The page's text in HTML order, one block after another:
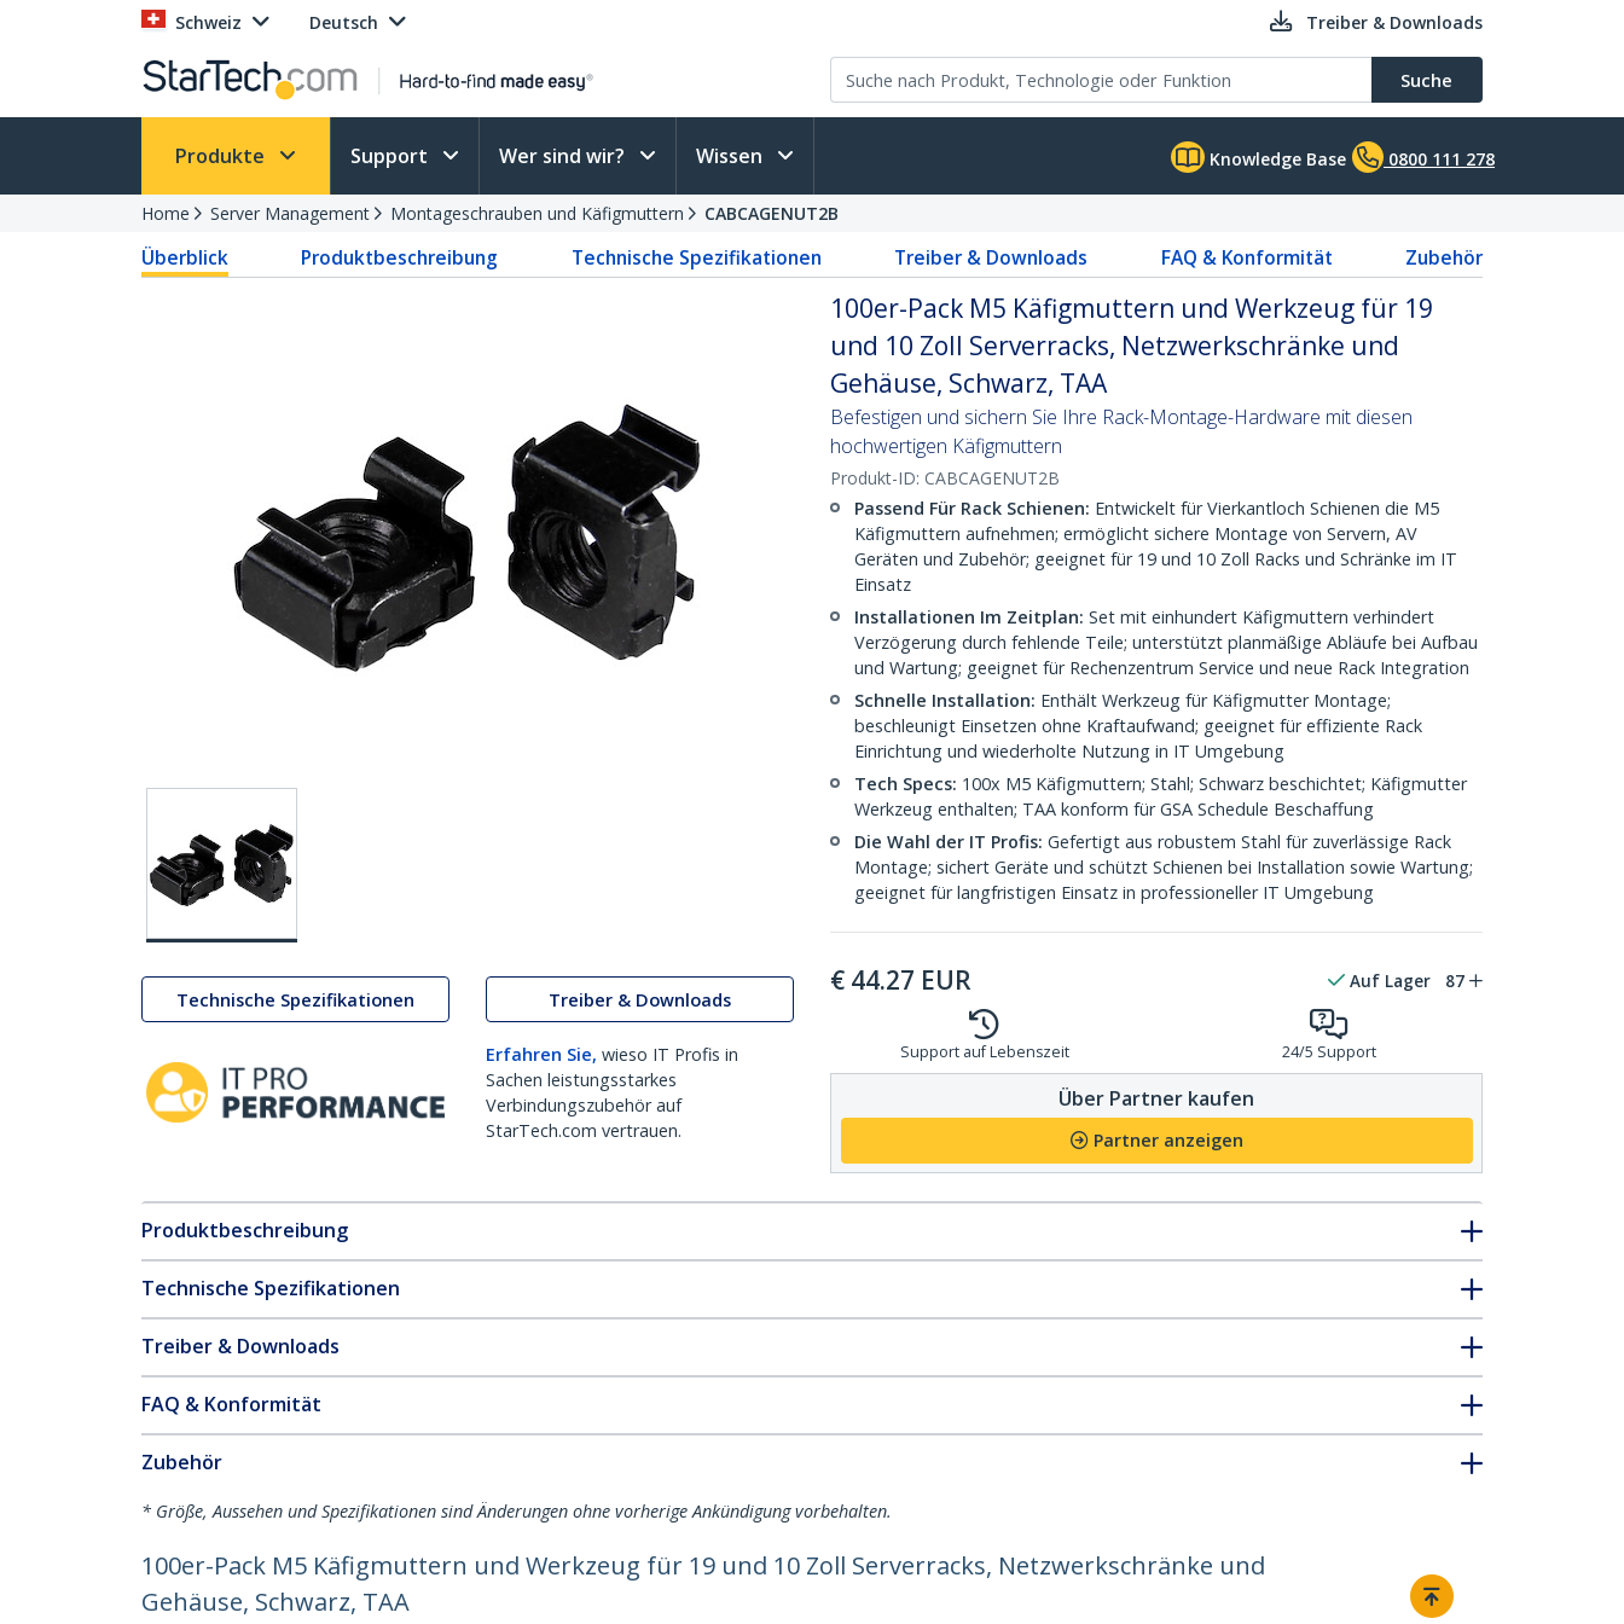
Schweiz Deutsch Treiber & Downloads
Suche
Produkte Support Wer sind wir? Wissen Knowledge Base 0800 111 278
Home Server Management Montageschrauben und Käfigmuttern CABCAGENUT2B
Überblick Produktbeschreibung Technische Spezifikationen Treiber & Downloads FAQ & Konformität Zubehör
Technische Spezifikationen Treiber & Downloads
Erfahren Sie, wieso IT Profis in
Sachen leistungsstarkes
Verbindungszubehör auf
StarTech.com vertrauen.
100er-Pack M5 Käfigmuttern und Werkzeug für 19
und 10 Zoll Serverracks, Netzwerkschränke und
Gehäuse, Schwarz, TAA
Befestigen und sichern Sie Ihre Rack-Montage-Hardware mit diesen
hochwertigen Käfigmuttern
Produkt-ID: CABCAGENUT2B
Passend Für Rack Schienen: Entwickelt für Vierkantloch Schienen die M5
Käfigmuttern aufnehmen; ermöglicht sichere Montage von Servern, AV
Geräten und Zubehör; geeignet für 19 und 10 Zoll Racks und Schränke im IT
Einsatz
Installationen Im Zeitplan: Set mit einhundert Käfigmuttern verhindert
Verzögerung durch fehlende Teile; unterstützt planmäßige Abläufe bei Aufbau
und Wartung; geeignet für Rechenzentrum Service und neue Rack Integration
Schnelle Installation: Enthält Werkzeug für Käfigmutter Montage;
beschleunigt Einsetzen ohne Kraftaufwand; geeignet für effiziente Rack
Einrichtung und wiederholte Nutzung in IT Umgebung
Tech Specs: 100x M5 Käfigmuttern; Stahl; Schwarz beschichtet; Käfigmutter
Werkzeug enthalten; TAA konform für GSA Schedule Beschaffung
Die Wahl der IT Profis: Gefertigt aus robustem Stahl für zuverlässige Rack
Montage; sichert Geräte und schützt Schienen bei Installation sowie Wartung;
geeignet für langfristigen Einsatz in professioneller IT Umgebung
€ 44.27 EUR Auf Lager 87
Support auf Lebenszeit 24/5 Support
Über Partner kaufen
Partner anzeigen
Produktbeschreibung
Technische Spezifikationen
Treiber & Downloads
FAQ & Konformität
Zubehör
* Größe, Aussehen und Spezifikationen sind Änderungen ohne vorherige Ankündigung vorbehalten.
100er-Pack M5 Käfigmuttern und Werkzeug für 19 und 10 Zoll Serverracks, Netzwerkschränke und
Gehäuse, Schwarz, TAA